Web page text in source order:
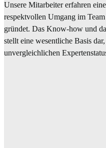
Unsere Mitarbeiter erfahren
respektvollen Umgang im
gründet. Das Know-how und
stellt eine wesentliche Basis
unvergleichlichen